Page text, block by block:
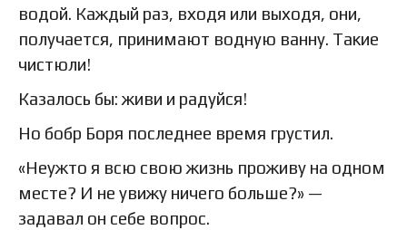
водой. Каждый раз, входя или выходя, они,
получается, принимают водную ванну. Такие
чистюли!
Казалось бы: живи и радуйся!
Но бобр Боря последнее время грустил.
«Неужто я всю свою жизнь проживу на одном
месте? И не увижу ничего больше?» —
задавал он себе вопрос.